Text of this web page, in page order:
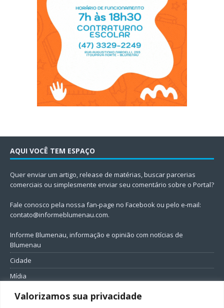
Valorizamos sua privacidade
AQUI VOCÊ TEM ESPAÇO
Quer enviar um artigo, release de matérias, buscar parcerias
comerciais ou simplesmente enviar seu comentário sobre o Portal?
Fale conosco pela nossa fan-page no Facebook ou pelo e-mail:
contato@informeblumenau.com.
Informe Blumenau, informação e opinião com notícias de
Blumenau
Cidade
Mídia
Entretenimento